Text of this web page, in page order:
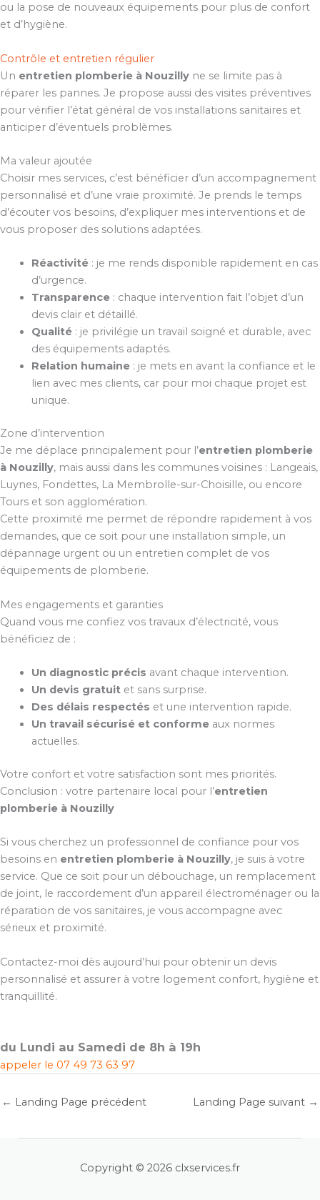
ou la pose de nouveaux équipements pour plus de confort
et d’hygiène.
Contrôle et entretien régulier
Un entretien plomberie à Nouzilly ne se limite pas à
réparer les pannes. Je propose aussi des visites préventives
pour vérifier l’état général de vos installations sanitaires et
anticiper d’éventuels problèmes.
Ma valeur ajoutée
Choisir mes services, c’est bénéficier d’un accompagnement
personnalisé et d’une vraie proximité. Je prends le temps
d’écouter vos besoins, d’expliquer mes interventions et de
vous proposer des solutions adaptées.
Réactivité: je me rends disponible rapidement en cas
d’urgence.
Transparence: chaque intervention fait l’objet d’un
devis clair et détaillé.
Qualité: je privilégie un travail soigné et durable, avec
des équipements adaptés.
Relation humaine: je mets en avant la confiance et le
lien avec mes clients, car pour moi chaque projet est
unique.
Zone d’intervention
Je me déplace principalement pour l’entretien plomberie
à Nouzilly, mais aussi dans les communes voisines : Langeais,
Luynes, Fondettes, La Membrolle-sur-Choisille, ou encore
Tours et son agglomération.
Cette proximité me permet de répondre rapidement à vos
demandes, que ce soit pour une installation simple, un
dépannage urgent ou un entretien complet de vos
équipements de plomberie.
Mes engagements et garanties
Quand vous me confiez vos travaux d’électricité, vous
bénéficiez de :
Un diagnostic précis avant chaque intervention.
Un devis gratuitet sans surprise.
Des délais respectés et une intervention rapide.
Un travail sécurisé et conformeaux normes
actuelles.
Votre confort et votre satisfaction sont mes priorités.
Conclusion : votre partenaire local pour l’entretien
plomberie à Nouzilly
Si vous cherchez un professionnel de confiance pour vos
besoins en entretien plomberie à Nouzilly, je suis à votre
service. Que ce soit pour un débouchage, un remplacement
de joint, le raccordement d’un appareil électroménager ou la
réparation de vos sanitaires, je vous accompagne avec
sérieux et proximité.
Contactez-moi dès aujourd’hui pour obtenir un devis
personnalisé et assurer à votre logement confort, hygiène et
tranquillité.
du Lundi au Samedi de 8h à 19h
appeler le 07 49 73 63 97
← Landing Page précédent Landing Page suivant →
Copyright © 2026 clxservices.fr